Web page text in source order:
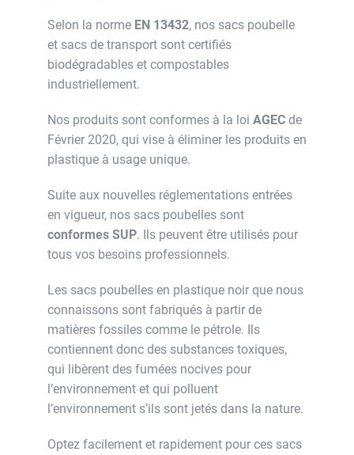
Selon la norme EN 13432, nos sacs poubelle
et sacs de transport sont certifiés
biodégradables et compostables
industriellement.
Nos produits sont conformes à la loi AGEC de
Février 2020, qui vise à éliminer les produits en
plastique à usage unique.
Suite aux nouvelles réglementations entrées
en vigueur, nos sacs poubelles sont
conformes SUP. Ils peuvent être utilisés pour
tous vos besoins professionnels.
Les sacs poubelles en plastique noir que nous
connaissons sont fabriqués à partir de
matières fossiles comme le pétrole. Ils
contiennent donc des substances toxiques,
qui libèrent des fumées nocives pour
l’environnement et qui polluent
l’environnement s’ils sont jetés dans la nature.
Optez facilement et rapidement pour ces sacs